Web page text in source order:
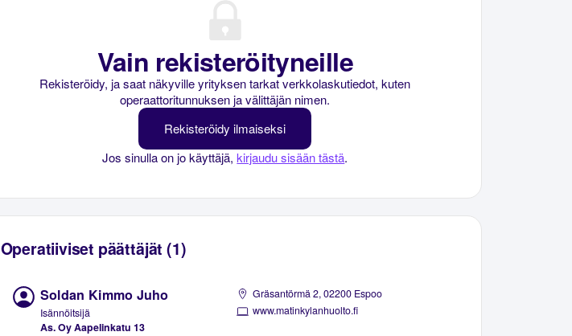
Vain rekisteröityneille
Rekisteröidy, ja saat näkyville yrityksen tarkat verkkolaskutiedot, kuten
operaattoritunnuksen ja välittäjän nimen.
Rekisteröidy ilmaiseksi
Jos sinulla on jo käyttäjä,kirjaudu sisään tästä.
Operatiiviset päättäjät (1)
Soldan Kimmo Juho
Isännöitsijä
As. Oy Aapelinkatu 13
Gräsantörmä 2, 02200 Espoo
www.matinkylanhuolto.fi